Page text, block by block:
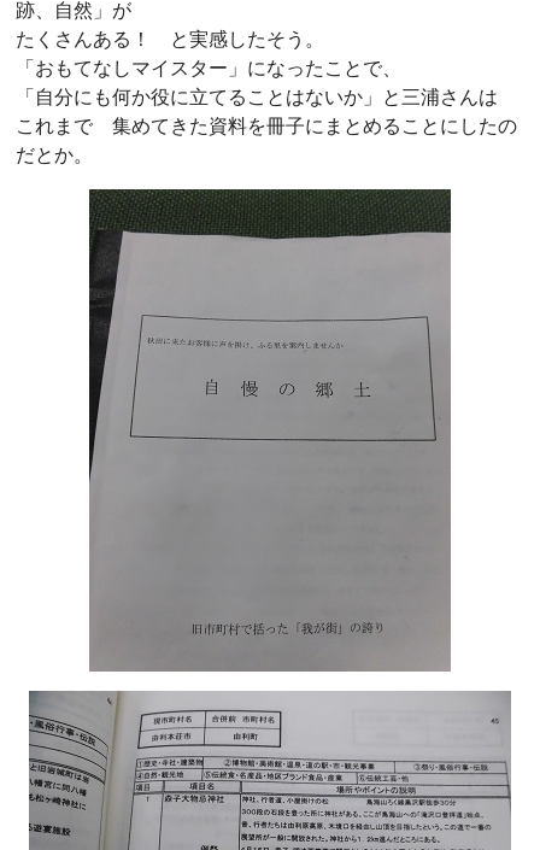
跡、自然」が
たくさんある！ と実感したそう。
「おもてなしマイスター」になったことで、
「自分にも何か役に立てることはないか」と三浦さんは
これまで 集めてきた資料を冊子にまとめることにしたの
だとか。